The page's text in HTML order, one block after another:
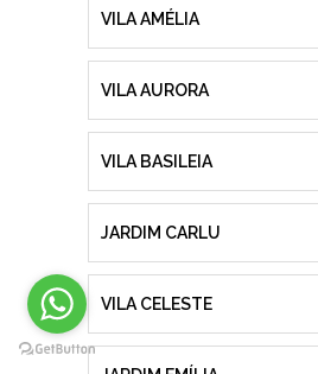
VILA AMÉLIA
VILA AURORA
VILA BASILEIA
JARDIM CARLU
VILA CELESTE